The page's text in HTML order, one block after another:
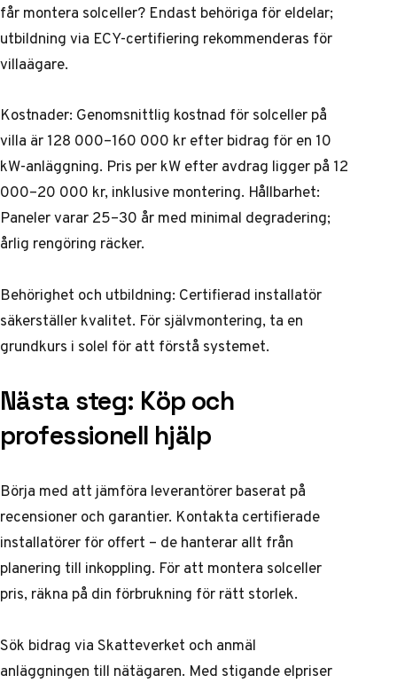
får montera solceller? Endast behöriga för eldelar;
utbildning via ECY-certifiering rekommenderas för
villaägare.
Kostnader: Genomsnittlig kostnad för solceller på
villa är 128 000–160 000 kr efter bidrag för en 10
kW-anläggning. Pris per kW efter avdrag ligger på 12
000–20 000 kr, inklusive montering. Hållbarhet:
Paneler varar 25–30 år med minimal degradering;
årlig rengöring räcker.
Behörighet och utbildning: Certifierad installatör
säkerställer kvalitet. För självmontering, ta en
grundkurs i solel för att förstå systemet.
Nästa steg: Köp och
professionell hjälp
Börja med att jämföra leverantörer baserat på
recensioner och garantier. Kontakta certifierade
installatörer för offert – de hanterar allt från
planering till inkoppling. För att montera solceller
pris, räkna på din förbrukning för rätt storlek.
Sök bidrag via Skatteverket och anmäl
anläggningen till nätägaren. Med stigande elpriser